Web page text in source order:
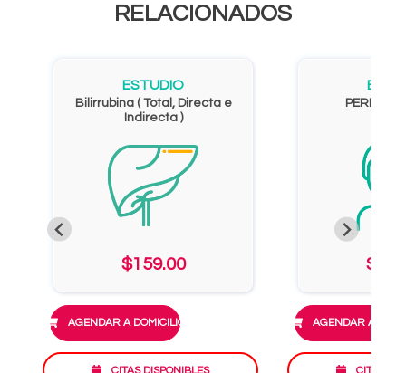
RELACIONADOS
ESTUDIO
Bilirrubina ( Total, Directa e
Indirecta )
$159.00
AGENDAR A DOMICILIO
PERFIL
AGENDAR A